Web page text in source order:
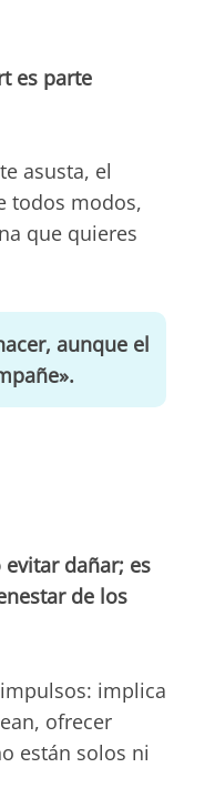
es parte
asusta, el
todos modos,
que quieres
aunque el
dañar; es
de los
implica
ofrecer
están solos ni